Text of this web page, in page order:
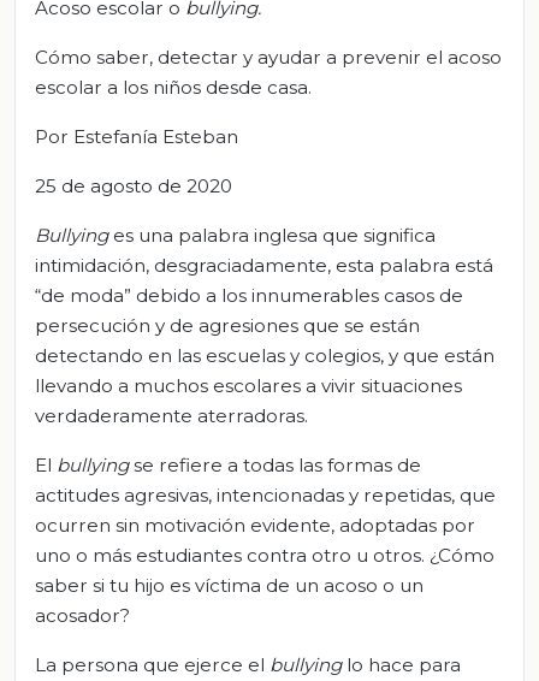
Acoso escolar o bullying.
Cómo saber, detectar y ayudar a prevenir el acoso
escolar a los niños desde casa.
Por Estefanía Esteban
25 de agosto de 2020
Bullyinges una palabra inglesa que significa
intimidación, desgraciadamente, esta palabra está
“de moda” debido a los innumerables casos de
persecución y de agresiones que se están
detectando en las escuelas y colegios, y que están
llevando a muchos escolares a vivir situaciones
verdaderamente aterradoras.
El bullyingse refiere a todas las formas de
actitudes agresivas, intencionadas y repetidas, que
ocurren sin motivación evidente, adoptadas por
uno o más estudiantes contra otro u otros. ¿Cómo
saber si tu hijo es víctima de un acoso o un
acosador?
La persona que ejerce el bullyinglo hace para